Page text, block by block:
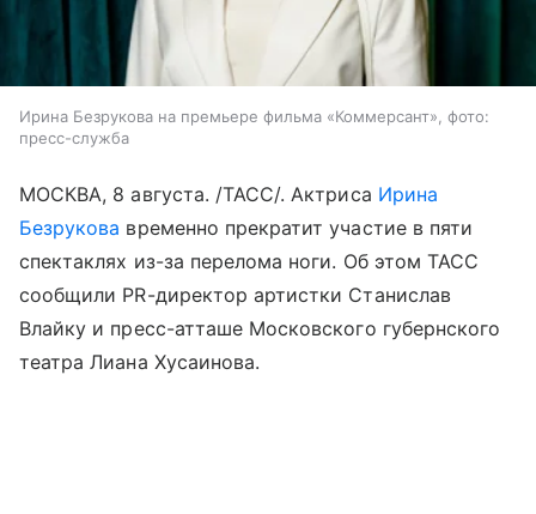
Ирина Безрукова на премьере фильма «Коммерсант», фото:
пресс-служба
МОСКВА, 8 августа. /ТАСС/. Актриса Ирина
Безрукова временно прекратит участие в пяти
спектаклях из-за перелома ноги. Об этом ТАСС
сообщили PR-директор артистки Станислав
Влайку и пресс-атташе Московского губернского
театра Лиана Хусаинова.